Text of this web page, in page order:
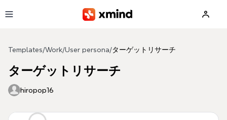
Templates/Work/User persona/ターゲットリサーチ
ターゲットリサーチ
hiropop16